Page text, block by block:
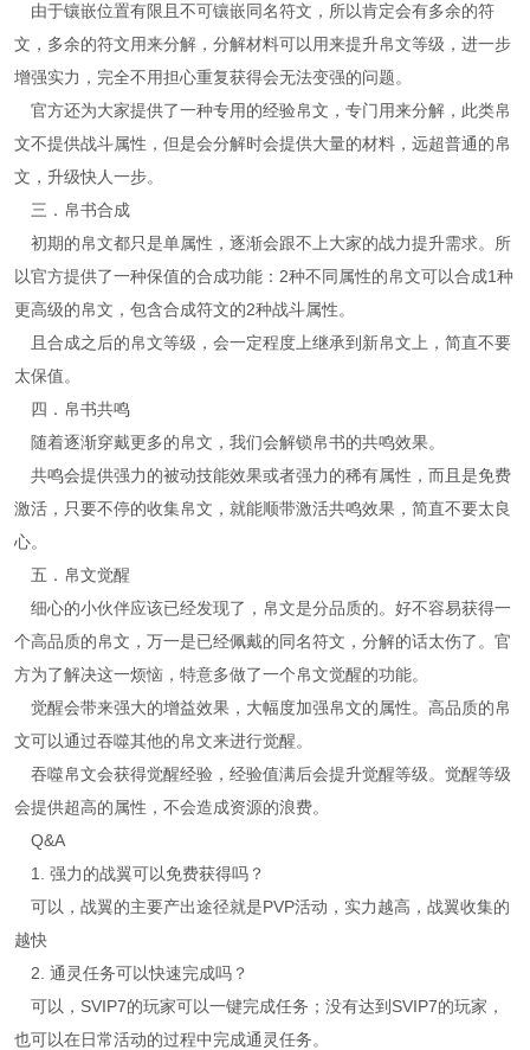
由于镶嵌位置有限且不可镶嵌同名符文，所以肯定会有多余的符
文，多余的符文用来分解，分解材料可以用来提升帛文等级，进一步
增强实力，完全不用担心重复获得会无法变强的问题。
官方还为大家提供了一种专用的经验帛文，专门用来分解，此类帛
文不提供战斗属性，但是会分解时会提供大量的材料，远超普通的帛
文，升级快人一步。
三．帛书合成
初期的帛文都只是单属性，逐渐会跟不上大家的战力提升需求。所
以官方提供了一种保值的合成功能：2种不同属性的帛文可以合成1种
更高级的帛文，包含合成符文的2种战斗属性。
且合成之后的帛文等级，会一定程度上继承到新帛文上，简直不要
太保值。
四．帛书共鸣
随着逐渐穿戴更多的帛文，我们会解锁帛书的共鸣效果。
共鸣会提供强力的被动技能效果或者强力的稀有属性，而且是免费
激活，只要不停的收集帛文，就能顺带激活共鸣效果，简直不要太良
心。
五．帛文觉醒
细心的小伙伴应该已经发现了，帛文是分品质的。好不容易获得一
个高品质的帛文，万一是已经佩戴的同名符文，分解的话太伤了。官
方为了解决这一烦恼，特意多做了一个帛文觉醒的功能。
觉醒会带来强大的增益效果，大幅度加强帛文的属性。高品质的帛
文可以通过吞噬其他的帛文来进行觉醒。
吞噬帛文会获得觉醒经验，经验值满后会提升觉醒等级。觉醒等级
会提供超高的属性，不会造成资源的浪费。
Q&A
1. 强力的战翼可以免费获得吗？
可以，战翼的主要产出途径就是PVP活动，实力越高，战翼收集的
越快
2. 通灵任务可以快速完成吗？
可以，SVIP7的玩家可以一键完成任务；没有达到SVIP7的玩家，
也可以在日常活动的过程中完成通灵任务。